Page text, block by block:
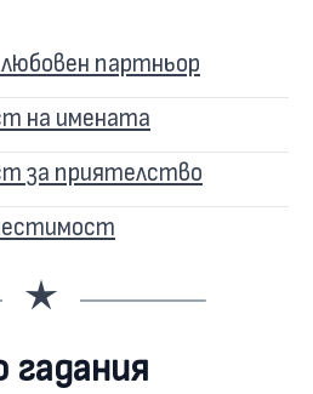
партньор
на имената
за приятелство
гадания